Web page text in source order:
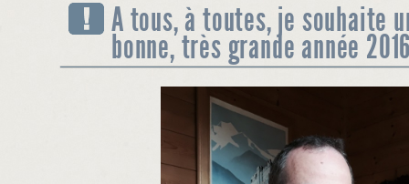
A tous, à toutes, je souhaite
bonne, très grande année